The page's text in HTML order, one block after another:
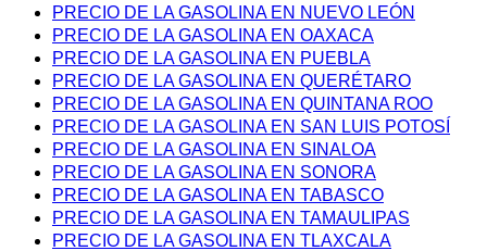
PRECIO DE LA GASOLINA EN NUEVO LEÓN
PRECIO DE LA GASOLINA EN OAXACA
PRECIO DE LA GASOLINA EN PUEBLA
PRECIO DE LA GASOLINA EN QUERÉTARO
PRECIO DE LA GASOLINA EN QUINTANA ROO
PRECIO DE LA GASOLINA EN SAN LUIS POTOSÍ
PRECIO DE LA GASOLINA EN SINALOA
PRECIO DE LA GASOLINA EN SONORA
PRECIO DE LA GASOLINA EN TABASCO
PRECIO DE LA GASOLINA EN TAMAULIPAS
PRECIO DE LA GASOLINA EN TLAXCALA